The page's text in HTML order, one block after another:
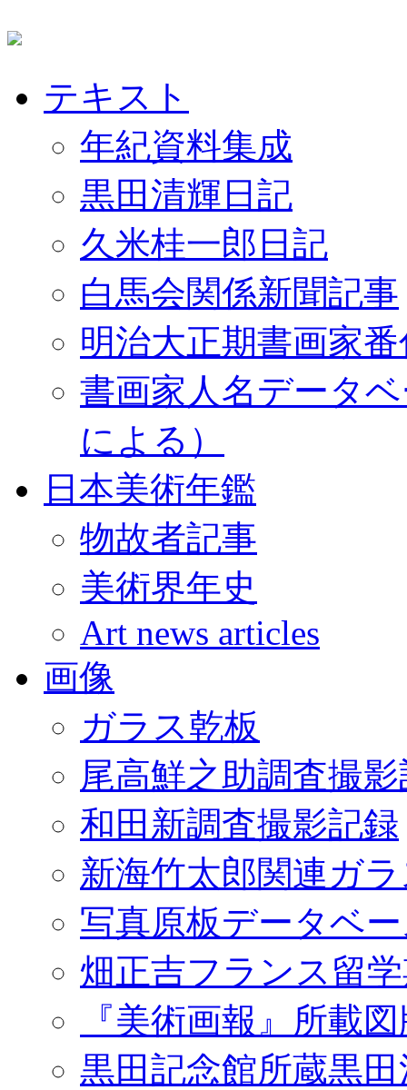
テキスト
年紀資料集成
黒田清輝日記
久米桂一郎日記
白馬会関係新聞記事
明治大正期書画家
書画家人名データ
による）
日本美術年鑑
物故者記事
美術界年史
Art news articles
画像
ガラス乾板
尾高鮮之助調査撮
和田新調査撮影記録
新海竹太郎関連ガ
写真原板データベ
畑正吉フランス留
『美術画報』所載
黒田記念館所蔵黒